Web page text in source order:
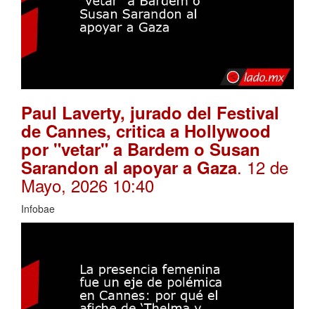
Paul Laverty, jurado del Festival
de Cannes, critica a Hollywood
por "vetar" a Bardem o Susan
Sarandon al apoyar a Gaza. 12 de
Mayo, 2026 10:40
Infobae